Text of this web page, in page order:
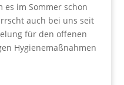
im Sommer schon
auch bei uns seit
für den offenen
Hygienemaßnahmen